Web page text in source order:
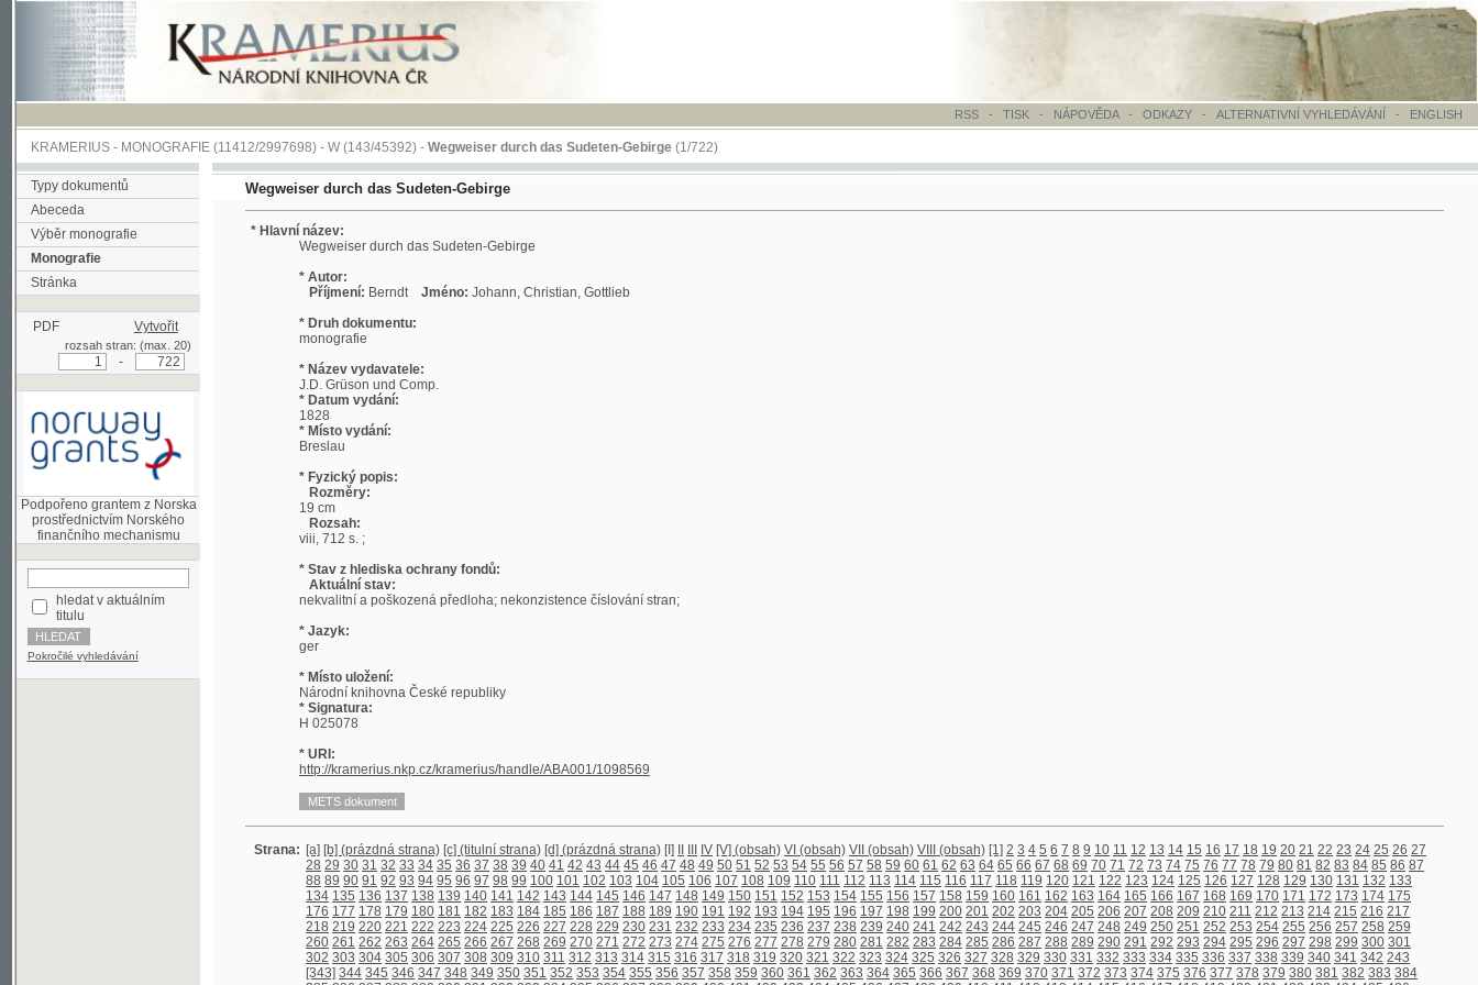
RSS - TISK-NÁPOVĚDA - ODKAZY - ALTERNATIVNÍ VYHLEDÁVÁNÍ- ENGLISH
KRAMERIUS-MONOGRAFIE(11412/2997698) -W (143/45392)-Wegweiser durch das Sudeten-Gebirge(1/722)
Typy dokumentů
Abeceda
Výběr monografie
Monografie
Stránka
PDF Vytvořit
rozsah stran: (max. 20)
Podpořeno grantem z Norska
prostřednictvím Norského
hledat v aktuálním
titulu
Pokročilé vyhledávání
Wegweiser durch das Sudeten-Gebirge
* Hlavní název:
Wegweiser durch das Sudeten-Gebirge
* Autor:
* Druh dokumentu:
* Název vydavatele:
J.D. Grüson und Comp.
* Datum vydání:
* Místo vydání:
Breslau
* Fyzický popis:
Rozměry:
Rozsah:
viii, 712 s. ;
* Stav z hlediska ochrany fondů:
Aktuální stav:
nekvalitní a poškozená předloha; nekonzistence číslování stran;
* Jazyk:
Národní knihovna České republiky
* Signatura:
H 025078
* URI:
http://kramerius.nkp.cz/kramerius/handle/ABA001/1098569
[b] (prázdná strana) [c] (titulní strana) [d] (prázdná strana) [I] II III IV
90 91 92 93 94 95
135 136 137 138 139
176 177 178 179 180 181 182 183 184 185 186 187 188 189 190 191 192 193 194 195 196 197 198 199 200 201 202 203 204 205 206 207 208 209 210 211 212 213 214 215 216 217
219 220 221 222 223 224 225 226 227 228 229 230 231 232 233 234 235 236 237 238 239 240 241 242 243 244 245 246 247 248 249 250 251 252 253 254 255 256 257 258 259
260 261 262 263 264 265 266 267 268 269 270 271 272 273 274 275 276 277 278 279 280 281 282 283 284 285 286 287 288 289 290 291 292 293 294 295 296 297 298 299 300 301
303 304 305 306 307 308 309 310 311 312 313 314 315 316 317 318 319 320 321 322 323 324 325 326 327 328 329 330 331 332 333 334 335 336 337 338 339 340 341 342 243
344 345 346 347 348 349 350 351 352 353 354 355 356 357 358 359 360 361 362 363 364 365 366 367 368 369 370 371 372 373 374 375 376 377 378 379 380 381 382 383 384
386 387 388 389 390 391 392 393 394 395 396 397 398 399 400 401 402 403 404 405 406 407 408 409 410 411 412 413 414 415 416 417 418 419 420 421 422 423 424 425 426
428 429 430 431 432 433 434 435 436 437 438 439 440 441 442 443 444 445 446 447 448 449 450 451 452 453 454 455 456 457 458 459 460 461 462 463 464 465 466 467 468
470 471 472 473 474 475 476 477 478 479 480 481 482 483 484 485 486 487 488 489 490 491 492 493 494 495 496 497 498 499 500 501 502 503 504 505 506 507 508 509 510
512 513 514 515 516 517 518 519 520 521 522 523 524 525 526 527 528 529 530 531 532 533 534 535 536 537 538 539 540 541 542 543 544 545 546 547 548 549 550 551 552
554 555 556 557 558 559 560 561 562 563 566 567 568 569 570 571 572 573 574 575 576 577 578 579 580 581 582 583 584 585 586 587 588 589 590 591 592 593 594 595 596
598 599 600 601 602 603 604 605 606 607 608 609 610 611 612 613 614 615 616 617 618 619 620 621 622 623 624 625 626 627 628 629 630 631 632 633 634 635 636 637 638